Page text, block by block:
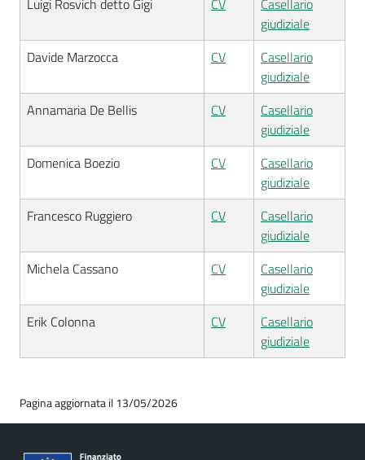
Luigi Rosvich detto Gigi
CV
Casellario
giudiziale
Davide Marzocca
CV
Casellario
giudiziale
Annamaria De Bellis
CV
Casellario
giudiziale
Domenica Boezio
CV
Casellario
giudiziale
Francesco Ruggiero
CV
Casellario
giudiziale
Michela Cassano
CV
Casellario
giudiziale
Erik Colonna
CV
Casellario
giudiziale
Pagina aggiornata il 13/05/2026